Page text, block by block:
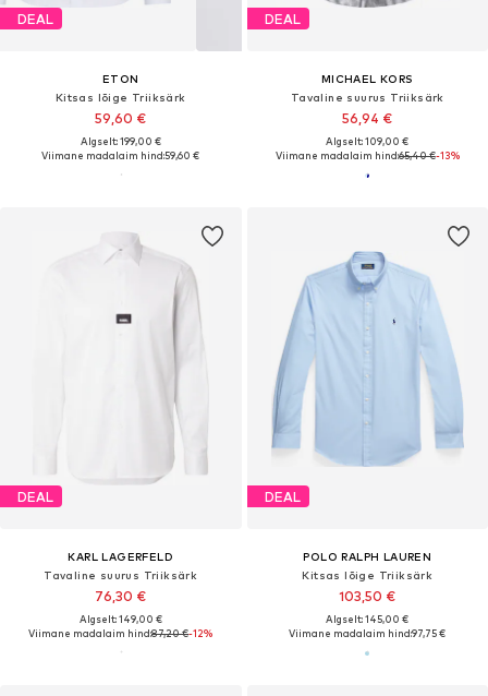
DEAL
ETON
Kitsas lõige Triiksärk
59,60 €
Algselt: 199,00 €
Viimane madalaim hind:59,60 €
DEAL
MICHAEL KORS
Tavaline suurus Triiksärk
56,94 €
Algselt: 109,00 €
Viimane madalaim hind:65,40 €-13%
DEAL
KARL LAGERFELD
Tavaline suurus Triiksärk
76,30 €
Algselt: 149,00 €
Viimane madalaim hind:87,20 €-12%
DEAL
POLO RALPH LAUREN
Kitsas lõige Triiksärk
103,50 €
Algselt: 145,00 €
Viimane madalaim hind:97,75 €